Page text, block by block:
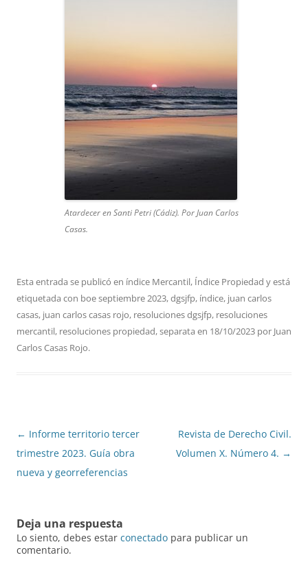
Atardecer en Santi Petri (Cádiz). Por Juan Carlos
Casas.
Esta entrada se publicó en índice Mercantil, Índice Propiedad y está
etiquetada con boe septiembre 2023,dgsjfp, índice, juan carlos
casas, juan carlos casas rojo, resoluciones dgsjfp, resoluciones
mercantil, resoluciones propiedad,separata en 18/10/2023 por Juan
Carlos Casas Rojo.
Navegación
de
entradas
← Informe territorio tercer
trimestre 2023. Guía obra
nueva y georreferencias
Revista de Derecho Civil.
Volumen X. Número 4. →
Deja una respuesta
Lo siento, debes estar conectado para publicar un
comentario.